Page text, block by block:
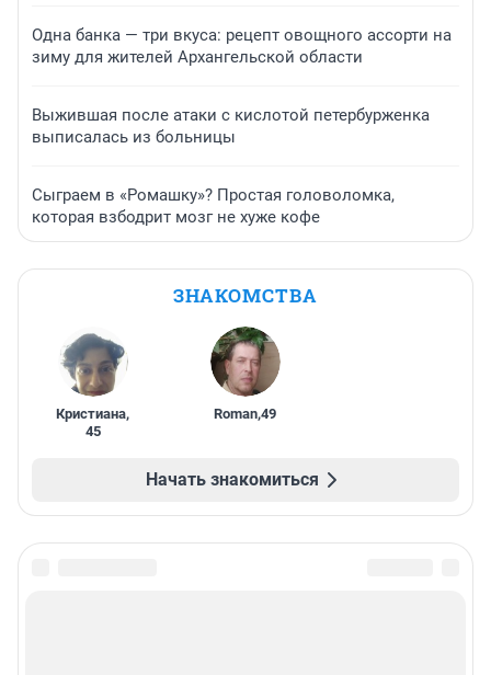
Одна банка — три вкуса: рецепт овощного ассорти на
зиму для жителей Архангельской области
Выжившая после атаки с кислотой петербурженка
выписалась из больницы
Сыграем в «Ромашку»? Простая головоломка,
которая взбодрит мозг не хуже кофе
ЗНАКОМСТВА
Кристиана,
45
Roman,49
Начать знакомиться